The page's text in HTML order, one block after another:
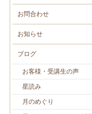
お問合わせ
お知らせ
ブログ
お客様・受講生の声
星読み
月のめぐり